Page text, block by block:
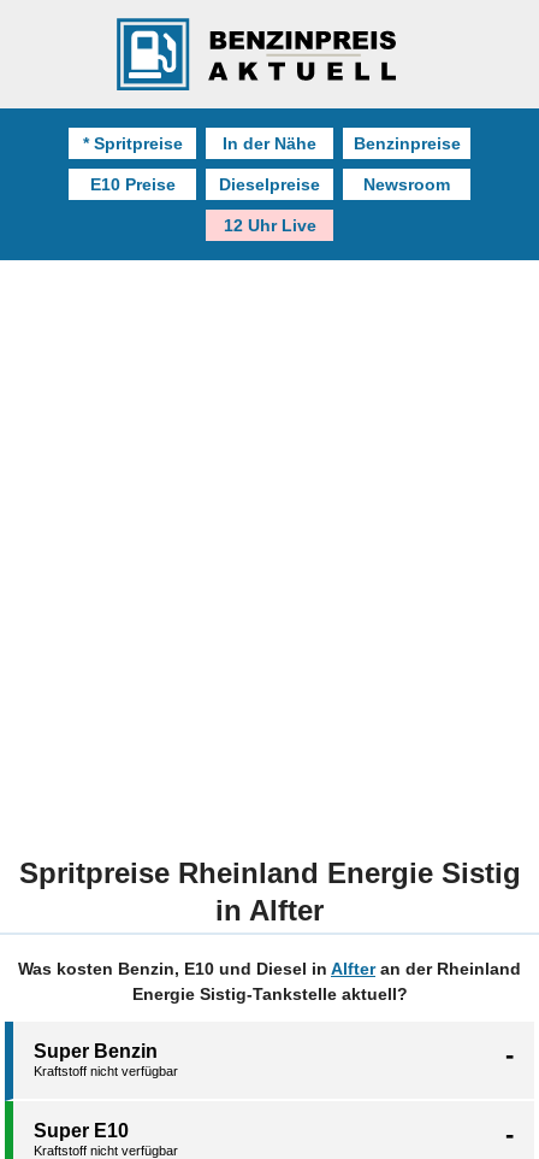
* Spritpreise In der Nähe Benzinpreise
E10 Preise Dieselpreise Newsroom
12 Uhr Live
Spritpreise Rheinland Energie Sistig
in Alfter
Was kosten Benzin, E10 und Diesel in Alfteran der Rheinland
Energie Sistig-Tankstelle aktuell?
-
Super Benzin
Kraftstoff nicht verfügbar
-
Super E10
Kraftstoff nicht verfügbar